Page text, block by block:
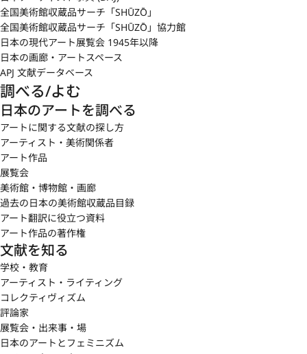
全国美術館収蔵品サーチ「SHŪZŌ」
全国美術館収蔵品サーチ「SHŪZŌ」協力館
日本の現代アート展覧会 1945年以降
日本の画廊・アートスペース
APJ 文献データベース
調べる/よむ
日本のアートを調べる
アートに関する文献の探し方
アーティスト・美術関係者
アート作品
展覧会
美術館・博物館・画廊
過去の日本の美術館収蔵品目録
アート翻訳に役立つ資料
アート作品の著作権
文献を知る
学校・教育
アーティスト・ライティング
コレクティヴィズム
評論家
展覧会・出来事・場
日本のアートとフェミニズム